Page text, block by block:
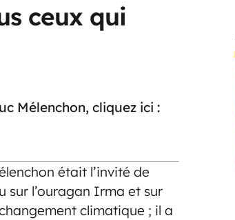
ceux qui
Mélenchon, cliquez ici :
était l’invité de
sur l’ouragan Irma et sur
climatique ; il a